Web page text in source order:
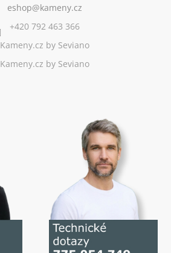
+420 792 463 366
Kameny.cz by Seviano
Kameny.cz by Seviano